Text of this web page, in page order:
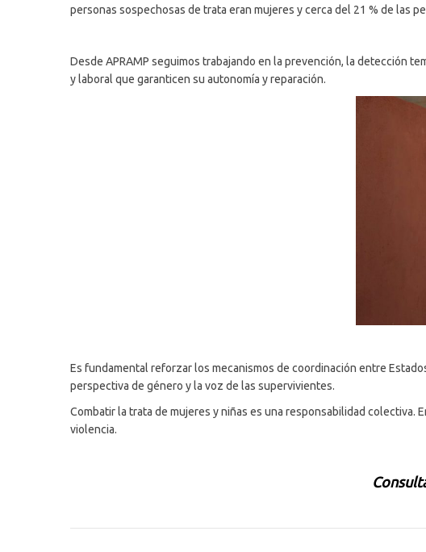
personas sospechosas de trata eran mujeres y cerca del 21 % de las
Desde APRAMP seguimos trabajando en la prevención, la detección
y laboral que garanticen su autonomía y reparación.
Es fundamental reforzar los mecanismos de coordinación entre
perspectiva de género y la voz de las supervivientes.
Combatir la trata de mujeres y niñas es una responsabilidad colectiva.
violencia.